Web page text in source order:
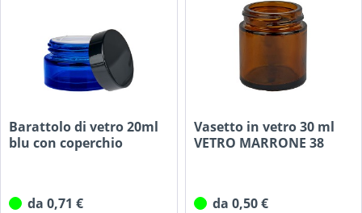
Barattolo di vetro 20ml
blu con coperchio
da 0,71 €
Vasetto in vetro 30 ml
VETRO MARRONE 38
da 0,50 €